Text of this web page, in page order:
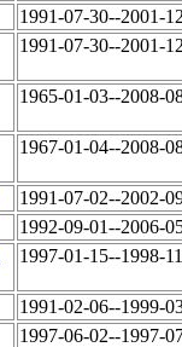
1991-07-30--2001-
1991-07-30--2001-
1965-01-03--2008-
1967-01-04--2008-
1991-07-02--2002-
1992-09-01--2006-
1997-01-15--1998-
1991-02-06--1999-
1997-06-02--1997-